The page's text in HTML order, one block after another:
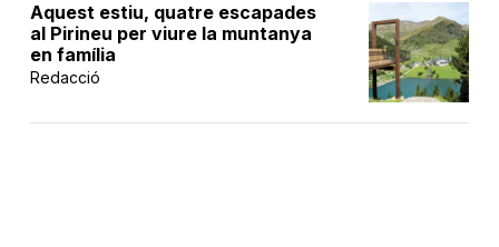
Aquest estiu, quatre escapades
al Pirineu per viure la muntanya
en família
Redacció